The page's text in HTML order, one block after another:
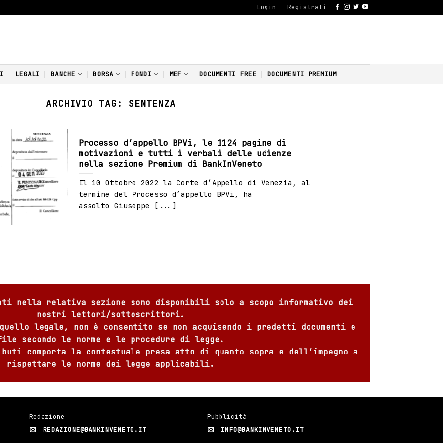
Login Registrati
LEGALI BANCHE BORSA FONDI MEF DOCUMENTI FREE DOCUMENTI PREMIUM
ARCHIVIO TAG: SENTENZA
Processo d’appello BPVi, le 1124 pagine di
motivazioni e tutti i verbali delle udienze
nella sezione Premium di BankInVeneto
Il 10 Ottobre 2022 la Corte d’Appello di Venezia, al
termine del Processo d’appello BPVi, ha
assolto Giuseppe [...]
nella relativa sezione sono disponibili solo a scopo informativo dei
nostri lettori/sottoscrittori.
legale, non è consentito se non acquisendo i predetti documenti e
secondo le norme e le procedure di legge.
comporta la contestuale presa atto di quanto sopra e dell’impegno a
rispettare le norme dei legge applicabili.
Redazione
REDAZIONE@BANKINVENETO.IT
Pubblicità
INFO@BANKINVENETO.IT